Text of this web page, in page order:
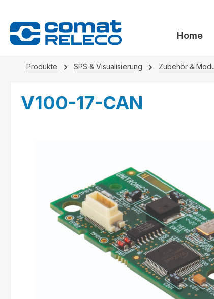
Home
Produkte SPS & Visualisierung Zubehör &
V100-17-CAN